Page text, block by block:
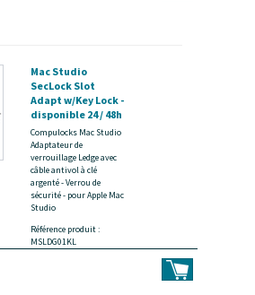
Mac Studio
SecLock Slot
Adapt w/Key Lock -
disponible 24 / 48h
Compulocks Mac Studio
Adaptateur de
verrouillage Ledge avec
câble antivol à clé
argenté - Verrou de
sécurité - pour Apple Mac
Studio
Référence produit :
MSLDG01KL